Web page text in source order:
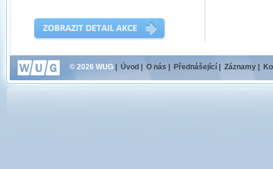
© 2026 WUG Úvod O nás Přednášející Záznamy